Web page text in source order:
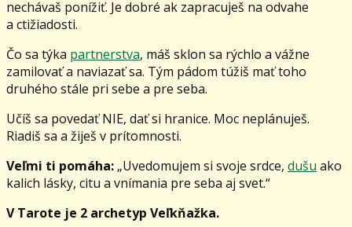
nechávaš ponížiť. Je dobré ak zapracuješ na odvahe
a ctižiadosti.
Čo sa týka partnerstva, máš sklon sa rýchlo a vážne
zamilovať a naviazať sa. Tým pádom túžiš mať toho
druhého stále pri sebe a pre seba.
Učíš sa povedať NIE, dať si hranice. Moc neplánuješ.
Riadiš sa a žiješ v prítomnosti.
Veľmi ti pomáha: „Uvedomujem si svoje srdce, dušu ako
kalich lásky, citu a vnímania pre seba aj svet.“
V Tarote je 2 archetyp Veľkňažka.